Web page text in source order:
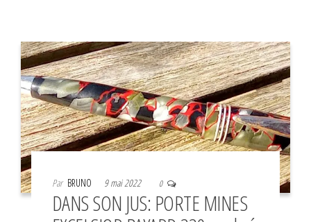
Par BRUNO 9 mai 2022 0
DANS SON JUS: PORTE MINES